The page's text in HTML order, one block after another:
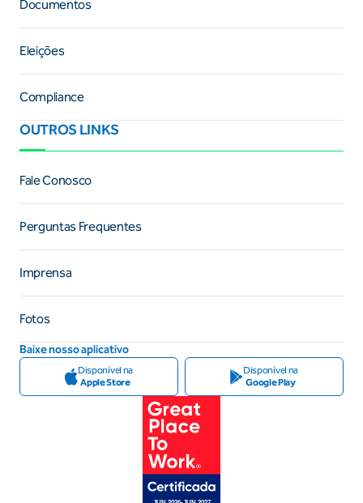
Documentos
Eleições
Compliance
OUTROS LINKS
Fale Conosco
Perguntas Frequentes
Imprensa
Fotos
Baixe nosso aplicativo
Disponível na
Apple Store
Disponível na
Google Play